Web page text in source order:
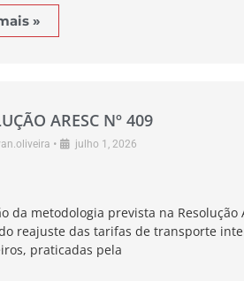
»
ARESC Nº 409
• julho 1, 2026
da metodologia prevista na Resolução
reajuste das tarifas de transporte
praticadas pela